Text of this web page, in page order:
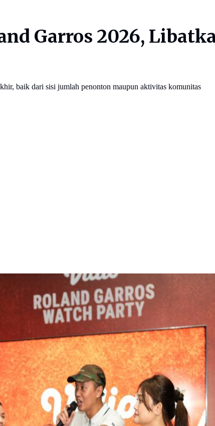
Garros 2026,
baik dari sisi jumlah penonton maupun aktivitas komunitas